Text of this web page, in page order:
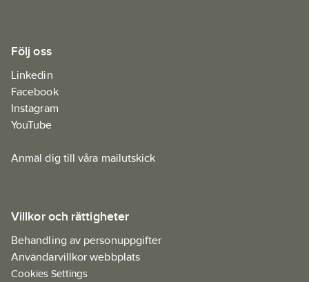
Följ oss
Linkedin
Facebook
Instagram
YouTube
Anmäl dig till våra mailutskick
Villkor och rättigheter
Behandling av personuppgifter
Användarvillkor webbplats
Cookies Settings